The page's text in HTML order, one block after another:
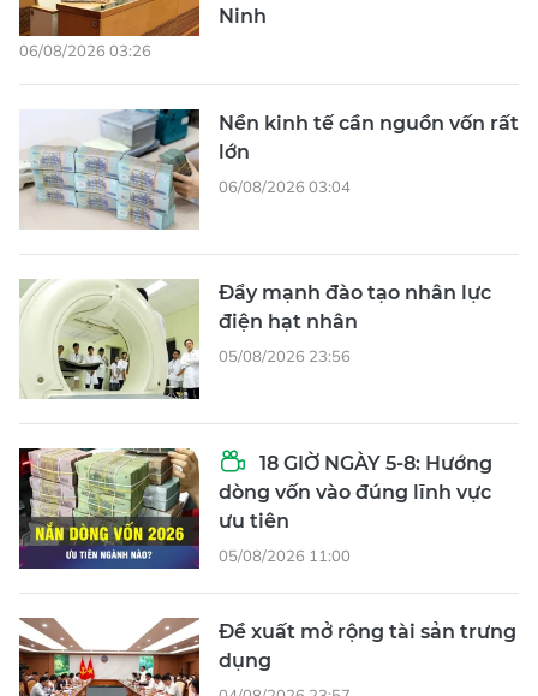
Ninh
06/08/2026 03:26
Nền kinh tế cần nguồn vốn rất
lớn
06/08/2026 03:04
Đẩy mạnh đào tạo nhân lực
điện hạt nhân
05/08/2026 23:56
18 GIỜ NGÀY 5-8: Hướng
dòng vốn vào đúng lĩnh vực
ưu tiên
05/08/2026 11:00
Đề xuất mở rộng tài sản trưng
dụng